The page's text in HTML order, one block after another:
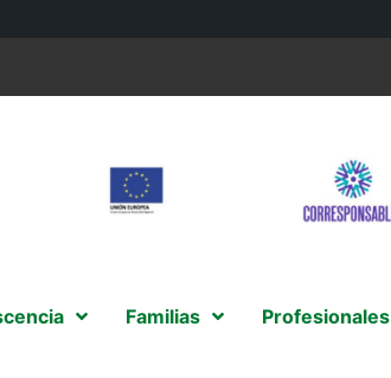
Familias Profesionales